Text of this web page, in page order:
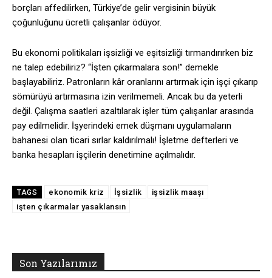
borçları affedilirken, Türkiye’de gelir vergisinin büyük
çoğunluğunu ücretli çalışanlar ödüyor.
Bu ekonomi politikaları işsizliği ve eşitsizliği tırmandırırken biz
ne talep edebiliriz? “İşten çıkarmalara son!” demekle
başlayabiliriz. Patronların kâr oranlarını artırmak için işçi çıkarıp
sömürüyü artırmasına izin verilmemeli. Ancak bu da yeterli
değil. Çalışma saatleri azaltılarak işler tüm çalışanlar arasında
pay edilmelidir. İşyerindeki emek düşmanı uygulamaların
bahanesi olan ticari sırlar kaldırılmalı! İşletme defterleri ve
banka hesapları işçilerin denetimine açılmalıdır.
TAGS ekonomik kriz İşsizlik
işsizlik maaşı
işten çıkarmalar yasaklansın
Son Yazılarımız